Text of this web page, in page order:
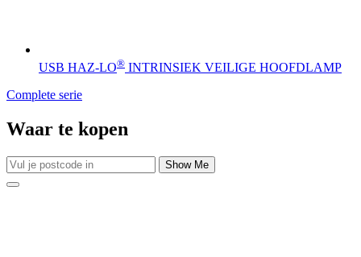
USB HAZ-LO® INTRINSIEK VEILIGE HOOFDLAMP
Complete serie
Waar te kopen
Show Me